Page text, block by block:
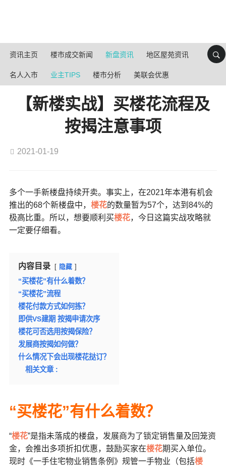
资讯主页 楼市成交新闻 新盘资讯 地区屋苑资讯
名人入市 业主TIPS 楼市分析 美联会优惠
【新楼实战】买楼花流程及
按揭注意事项
2021-01-19
多个一手新楼盘持续开卖。事实上，在2021年本港有机会
推出的68个新楼盘中， 楼花的数量暂为57个，达到84%的
极高比重。所以，想要顺利买楼花，今日这篇实战攻略就
一定要仔细看。
内容目录 隐藏
“买楼花”有什么着数？
“买楼花”流程
楼花付款方式如何拣？
即供VS建期 按揭申请次序
楼花可否选用按揭保险？
发展商按揭如何做？
什么情况下会出现楼花挞订？
相关文章 :
“买楼花”有什么着数？
“楼花”是指未落成的楼盘，发展商为了锁定销售量及回笼资
金，会推出多项折扣优惠，鼓励买家在楼花期买入单位。
现时《一手住宅物业销售条例》规管一手物业（包括楼